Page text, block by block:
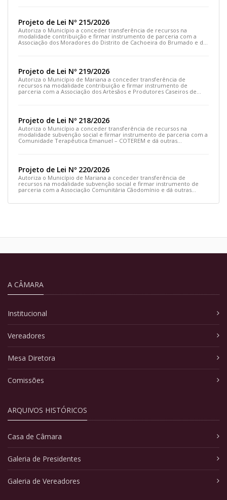
Projeto de Lei Nº 215/2026
Autoriza o Município a conceder transferência de recursos na
modalidade contribuição e firmar instrumento de parceria com a
Associação dos Moradores do Distrito de Cachoeira do Brumado e dá
Projeto de Lei Nº 219/2026
Autoriza o Município de Mariana a conceder transferência de
recursos na modalidade contribuição e firmar instrumento de
parceria com a Associação dos Artesãos e Produtores Caseiros de
Projeto de Lei Nº 218/2026
Autoriza o Município a conceder transferência de recursos na
modalidade subvenção social e firmar instrumento de parceria com a
Comunidade Terapêutica Emanuel – COTEREM e dá outras
Projeto de Lei Nº 220/2026
Autoriza o Município de Mariana a conceder transferência de
recursos na modalidade subvenção social e firmar instrumento de
parceria com a Associação Comunitária Cãodomínio e dá outras
A CÂMARA
Institucional
Vereadores
Mesa Diretora
Comissões
ARQUIVOS HISTÓRICOS
Casa de Câmara
Galeria de Presidentes
Galeria de Vereadores